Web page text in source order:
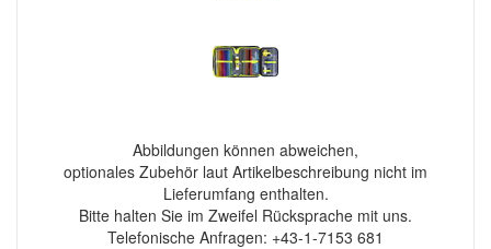
Abbildungen können abweichen,
optionales Zubehör laut Artikelbeschreibung nicht im
Lieferumfang enthalten.
Bitte halten Sie im Zweifel Rücksprache mit uns.
Telefonische Anfragen: +43-1-7153 681